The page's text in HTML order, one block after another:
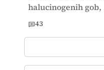
halucinogenih gob,
43